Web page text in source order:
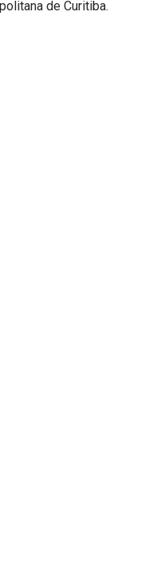
de Curitiba.